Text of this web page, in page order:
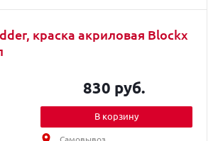
краска акриловая Blockx
830 руб.
В корзину